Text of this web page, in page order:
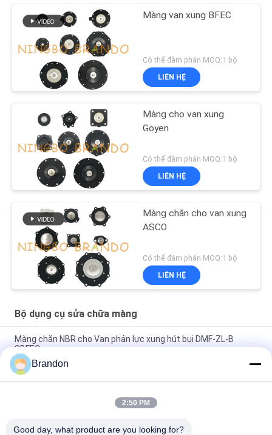
Màng van xung BFEC
Có thể đàm phán MOQ:1 bộ
LIÊN HỆ
Màng cho van xung
Goyen
Có thể đàm phán MOQ:1 bộ
LIÊN HỆ
Màng chắn cho van xung
ASCO
Có thể đàm phán MOQ:1 bộ
LIÊN HỆ
Bộ dụng cụ sửa chữa màng
Màng chắn NBR cho Van phản lực xung hút bụi DMF-ZL-B
SBFEC
Màng chắn cho van phản lực xung BFEC 3/4 '' DMF-Z-20 DMF-
ZM-20
Màng ngăn cho van xung SBFEC 1 '' DMF-Z-25 DMF-ZM-25
Brandon
2:50 PM
Good day, what product are you looking for?